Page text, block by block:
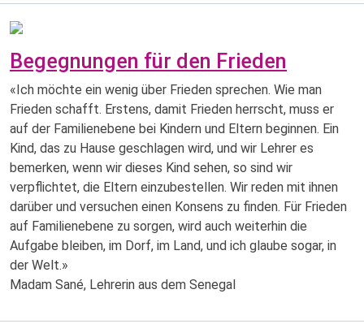
Begegnungen für den Frieden
«Ich möchte ein wenig über Frieden sprechen. Wie man
Frieden schafft. Erstens, damit Frieden herrscht, muss er
auf der Familienebene bei Kindern und Eltern beginnen. Ein
Kind, das zu Hause geschlagen wird, und wir Lehrer es
bemerken, wenn wir dieses Kind sehen, so sind wir
verpflichtet, die Eltern einzubestellen. Wir reden mit ihnen
darüber und versuchen einen Konsens zu finden. Für Frieden
auf Familienebene zu sorgen, wird auch weiterhin die
Aufgabe bleiben, im Dorf, im Land, und ich glaube sogar, in
der Welt.»
Madam Sané, Lehrerin aus dem Senegal